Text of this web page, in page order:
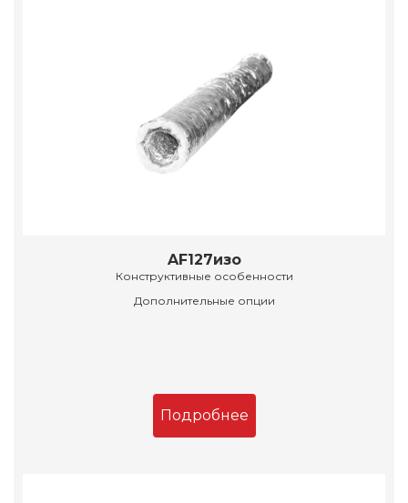
AF127изо
Конструктивные особенности
Дополнительные опции
Подробнее